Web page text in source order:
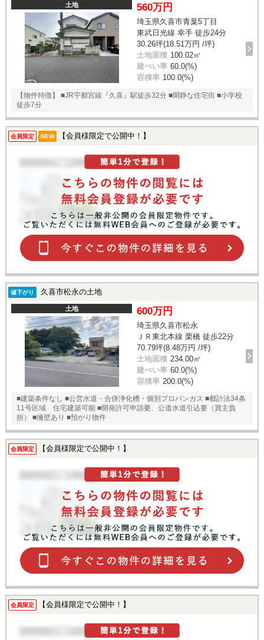
土地 560万円
埼玉県久喜市青葉5丁目
東武日光線 幸手 徒歩24分
30.26坪(18.51万円 /坪)
土地面積 100.02㎡
建ぺい率 60.0(%)
容積率 100.0(%)
【物件特徴】 ■JR宇都宮線『久喜』駅徒歩32分 ■閑静な住宅街 ■小学校
徒歩7分
会員限定 NEW 【会員様限定で公開中！】
値下がり 久喜市松永の土地
土地 600万円
埼玉県久喜市松永
ＪＲ東北本線 栗橋 徒歩22分
70.79坪(8.48万円 /坪)
土地面積 234.00㎡
建ぺい率 60.0(%)
容積率 200.0(%)
■建築条件なし ■公営水道・合併浄化槽・個別プロパンガス ■都計法34条
11号区域 住宅建築可能 ■開発許可申請要、公道水道引込要（買主負
担） ■擁壁あり ■預かり物件
会員限定 【会員様限定で公開中！】
会員限定 【会員様限定で公開中！】